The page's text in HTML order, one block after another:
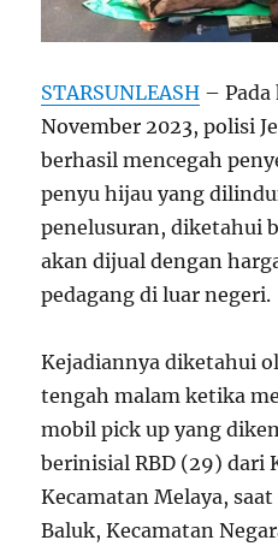
STARSUNLEASH –
November 2023, polisi
berhasil mencegah
penyu hijau yang
penelusuran, diketahui
akan dijual dengan
pedagang di luar negeri.
Kejadiannya diketahui
tengah malam ketika
mobil pick up yang
berinisial RBD (29) dari
Kecamatan Melaya,
Baluk, Kecamatan